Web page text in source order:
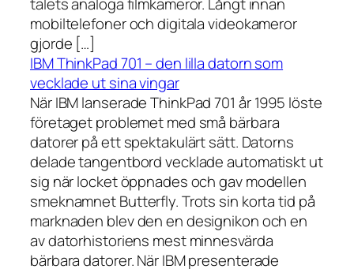
mobiltelefoner och digitala videokameror
gjorde […]
IBM ThinkPad 701 – den lilla datorn som
vecklade ut sina vingar
När IBM lanserade ThinkPad 701 år 1995 löste
företaget problemet med små bärbara
datorer på ett spektakulärt sätt. Datorns
delade tangentbord vecklade automatiskt ut
sig när locket öppnades och gav modellen
smeknamnet Butterfly. Trots sin korta tid på
marknaden blev den en designikon och en
av datorhistoriens mest minnesvärda
bärbara datorer. När IBM presenterade